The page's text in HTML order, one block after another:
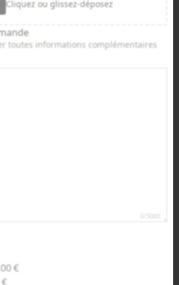
Cliquez ou glissez-déposez
toutes informations complémentaires
€
€